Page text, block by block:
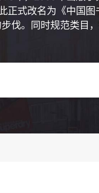
正式改名为《中国
伐。同时规范类目